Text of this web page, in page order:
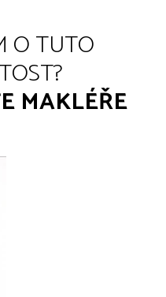
O TUTO
MAKLÉŘE